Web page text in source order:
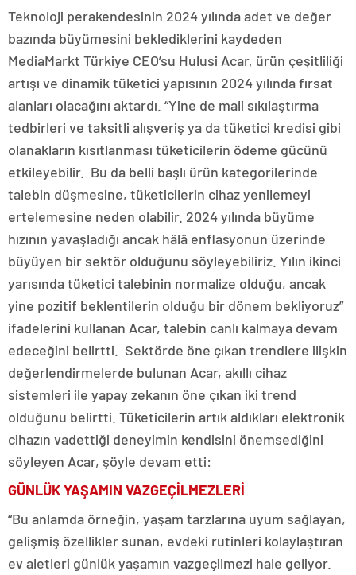
Teknoloji perakendesinin 2024 yılında adet ve değer
bazında büyümesini beklediklerini kaydeden
MediaMarkt Türkiye CEO’su Hulusi Acar, ürün çeşitliliği
artışı ve dinamik tüketici yapısının 2024 yılında fırsat
alanları olacağını aktardı. “Yine de mali sıkılaştırma
tedbirleri ve taksitli alışveriş ya da tüketici kredisi gibi
olanakların kısıtlanması tüketicilerin ödeme gücünü
etkileyebilir. Bu da belli başlı ürün kategorilerinde
talebin düşmesine, tüketicilerin cihaz yenilemeyi
ertelemesine neden olabilir. 2024 yılında büyüme
hızının yavaşladığı ancak hâlâ enflasyonun üzerinde
büyüyen bir sektör olduğunu söyleyebiliriz. Yılın ikinci
yarısında tüketici talebinin normalize olduğu, ancak
yine pozitif beklentilerin olduğu bir dönem bekliyoruz”
ifadelerini kullanan Acar, talebin canlı kalmaya devam
edeceğini belirtti.
Sektörde öne çıkan trendlere ilişkin
değerlendirmelerde bulunan Acar, akıllı cihaz
sistemleri ile yapay zekanın öne çıkan iki trend
olduğunu belirtti. Tüketicilerin artık aldıkları elektronik
cihazın vadettiği deneyimin kendisini önemsediğini
söyleyen Acar, şöyle devam etti:
GÜNLÜK YAŞAMIN VAZGEÇİLMEZLERİ
“Bu anlamda örneğin, yaşam tarzlarına uyum sağlayan,
gelişmiş özellikler sunan, evdeki rutinleri kolaylaştıran
ev aletleri günlük yaşamın vazgeçilmezi hale geliyor.